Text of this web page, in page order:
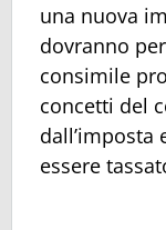
una nuova
dovranno
consimile
concetti del
dall’imposta
essere